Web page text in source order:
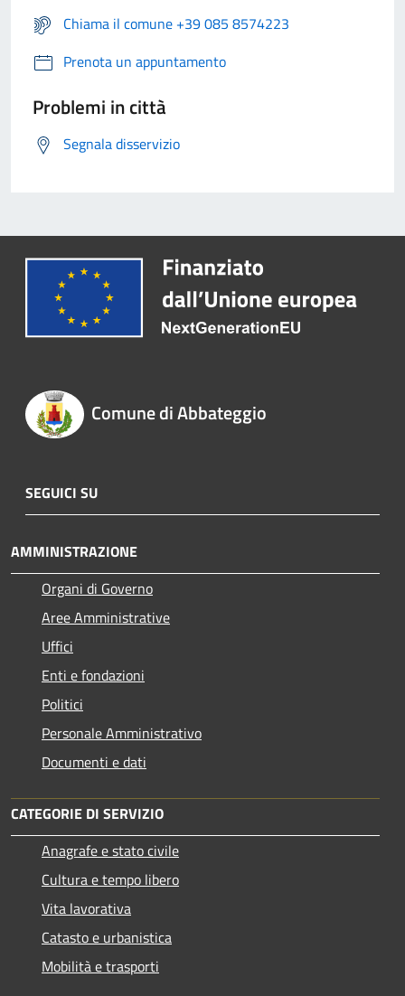
Chiama il comune +39 085 8574223
Prenota un appuntamento
Problemi in città
Segnala disservizio
Comune di Abbateggio
SEGUICI SU
AMMINISTRAZIONE
Organi di Governo
Aree Amministrative
Uffici
Enti e fondazioni
Politici
Personale Amministrativo
Documenti e dati
CATEGORIE DI SERVIZIO
Anagrafe e stato civile
Cultura e tempo libero
Vita lavorativa
Catasto e urbanistica
Mobilità e trasporti